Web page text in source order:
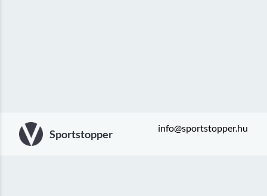
Sportstopper info@sportstopper.hu